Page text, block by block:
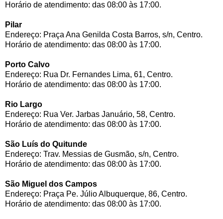
Horário de atendimento: das 08:00 às 17:00.
Pilar
Endereço: Praça Ana Genilda Costa Barros, s/n, Centro.
Horário de atendimento: das 08:00 às 17:00.
Porto Calvo
Endereço: Rua Dr. Fernandes Lima, 61, Centro.
Horário de atendimento: das 08:00 às 17:00.
Rio Largo
Endereço: Rua Ver. Jarbas Januário, 58, Centro.
Horário de atendimento: das 08:00 às 17:00.
São Luís do Quitunde
Endereço: Trav. Messias de Gusmão, s/n, Centro.
Horário de atendimento: das 08:00 às 17:00.
São Miguel dos Campos
Endereço: Praça Pe. Júlio Albuquerque, 86, Centro.
Horário de atendimento: das 08:00 às 17:00.